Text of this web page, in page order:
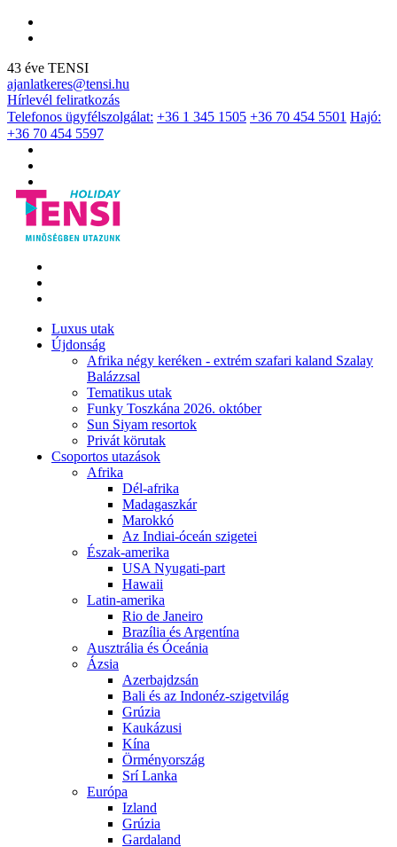
43 éve TENSI
ajanlatkeres@tensi.hu
Hírlevél feliratkozás
Telefonos ügyfélszolgálat: +36 1 345 1505 +36 70 454 5501 Hajó:
+36 70 454 5597
Luxus utak
Újdonság
Afrika négy keréken - extrém szafari kaland Szalay
Balázzsal
Tematikus utak
Funky Toszkána 2026. október
Sun Siyam resortok
Privát körutak
Csoportos utazások
Afrika
Dél-afrika
Madagaszkár
Marokkó
Az Indiai-óceán szigetei
Észak-amerika
USA Nyugati-part
Hawaii
Latin-amerika
Rio de Janeiro
Brazília és Argentína
Ausztrália és Óceánia
Ázsia
Azerbajdzsán
Bali és az Indonéz-szigetvilág
Grúzia
Kaukázusi
Kína
Örményország
Srí Lanka
Európa
Izland
Grúzia
Gardaland